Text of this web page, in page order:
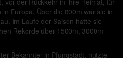
vor der Rückkehr in Ihre Heimat, für
Europa. Über die 800m war sie in
Im Laufe der Saison hatte sie
Rekorde über 1500m, 3000m
Bekannter in Pfungstadt, nutzte